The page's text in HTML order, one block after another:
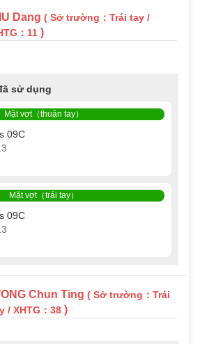
Dang( Sở trường：Trái tay /
：11 )
sử dụng
Mặt vợt（thuận tay）
09C
Mặt vợt（trái tay）
09C
Chun Ting( Sở trường：Trái
/ XHTG：38 )